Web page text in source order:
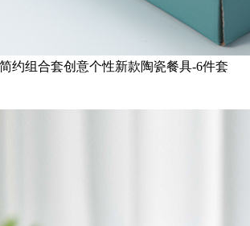
约组合套创意个性新款陶瓷餐具-6件套